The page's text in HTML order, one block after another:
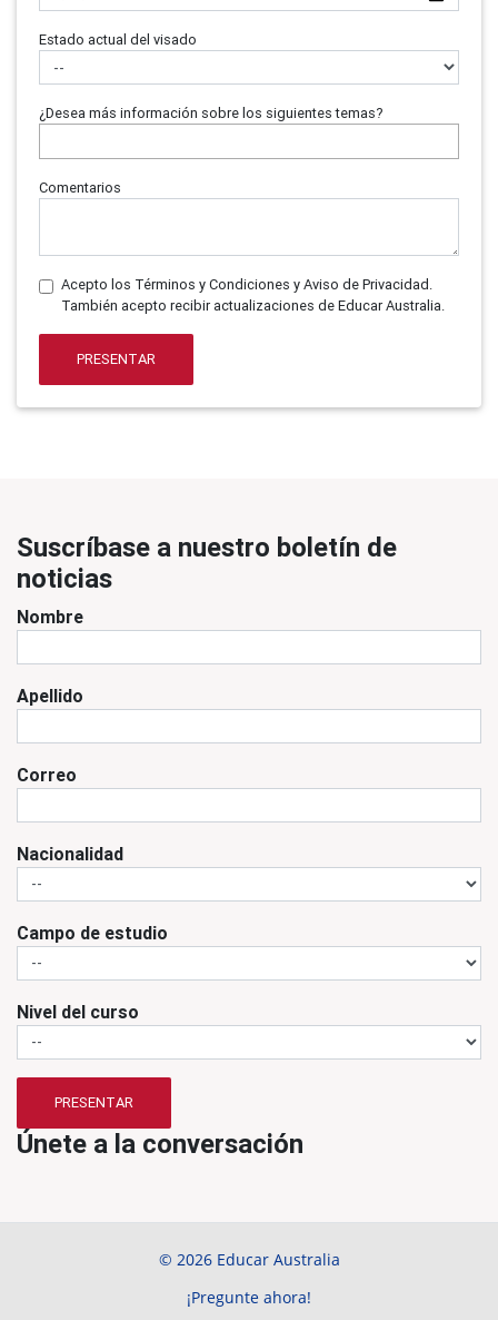
Estado actual del visado
¿Desea más información sobre los siguientes temas?
Comentarios
Acepto los Términos y Condiciones y Aviso de Privacidad.
También acepto recibir actualizaciones de Educar Australia.
PRESENTAR
Suscríbase a nuestro boletín de
noticias
Nombre
Apellido
Correo
Nacionalidad
Campo de estudio
Nivel del curso
PRESENTAR
Únete a la conversación
© 2026 Educar Australia
¡Pregunte ahora!